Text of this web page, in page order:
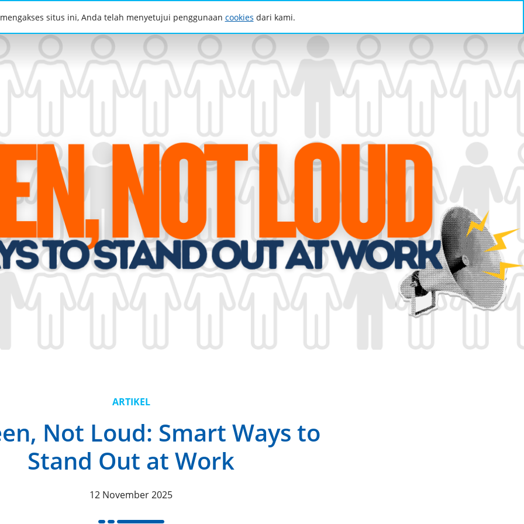
situs ini, Anda telah menyetujui penggunaan cookies dari kami.
ARTIKEL
Not Loud: Smart Ways to
Stand Out at Work
12 November 2025